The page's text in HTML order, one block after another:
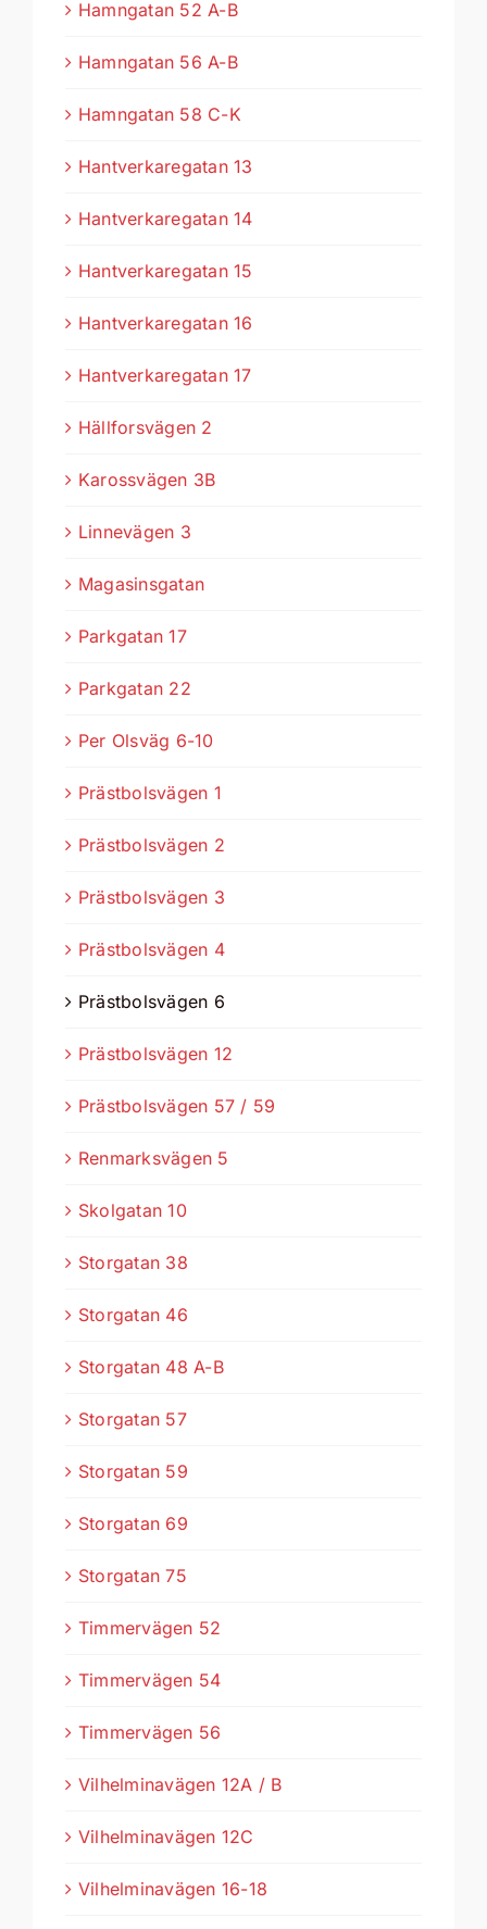
Hamngatan 52 A-B
Hamngatan 56 A-B
Hamngatan 58 C-K
Hantverkaregatan 13
Hantverkaregatan 14
Hantverkaregatan 15
Hantverkaregatan 16
Hantverkaregatan 17
Hällforsvägen 2
Karossvägen 3B
Linnevägen 3
Magasinsgatan
Parkgatan 17
Parkgatan 22
Per Olsväg 6-10
Prästbolsvägen 1
Prästbolsvägen 2
Prästbolsvägen 3
Prästbolsvägen 4
Prästbolsvägen 6
Prästbolsvägen 12
Prästbolsvägen 57 / 59
Renmarksvägen 5
Skolgatan 10
Storgatan 38
Storgatan 46
Storgatan 48 A-B
Storgatan 57
Storgatan 59
Storgatan 69
Storgatan 75
Timmervägen 52
Timmervägen 54
Timmervägen 56
Vilhelminavägen 12A / B
Vilhelminavägen 12C
Vilhelminavägen 16-18